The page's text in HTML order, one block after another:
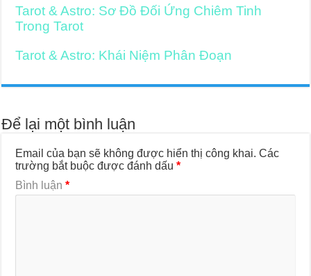
Tarot & Astro: Sơ Đồ Đối Ứng Chiêm Tinh
Trong Tarot
Tarot & Astro: Khái Niệm Phân Đoạn
Để lại một bình luận
Email của bạn sẽ không được hiển thị công khai. Các
trường bắt buộc được đánh dấu*
Bình luận*